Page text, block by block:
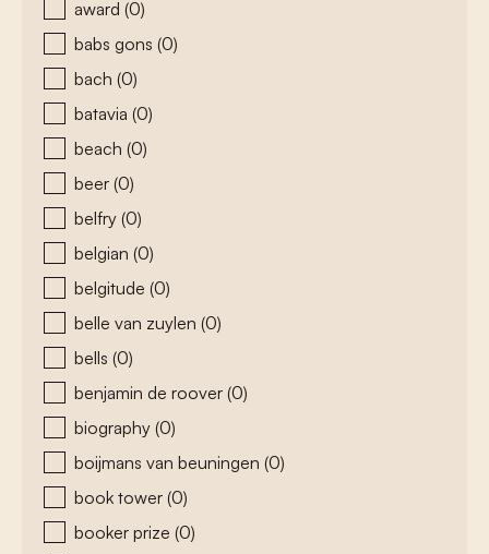
award (0)
babs gons (0)
bach (0)
batavia (0)
beach (0)
beer (0)
belfry (0)
belgian (0)
belgitude (0)
belle van zuylen (0)
bells (0)
benjamin de roover (0)
biography (0)
boijmans van beuningen (0)
book tower (0)
booker prize (0)